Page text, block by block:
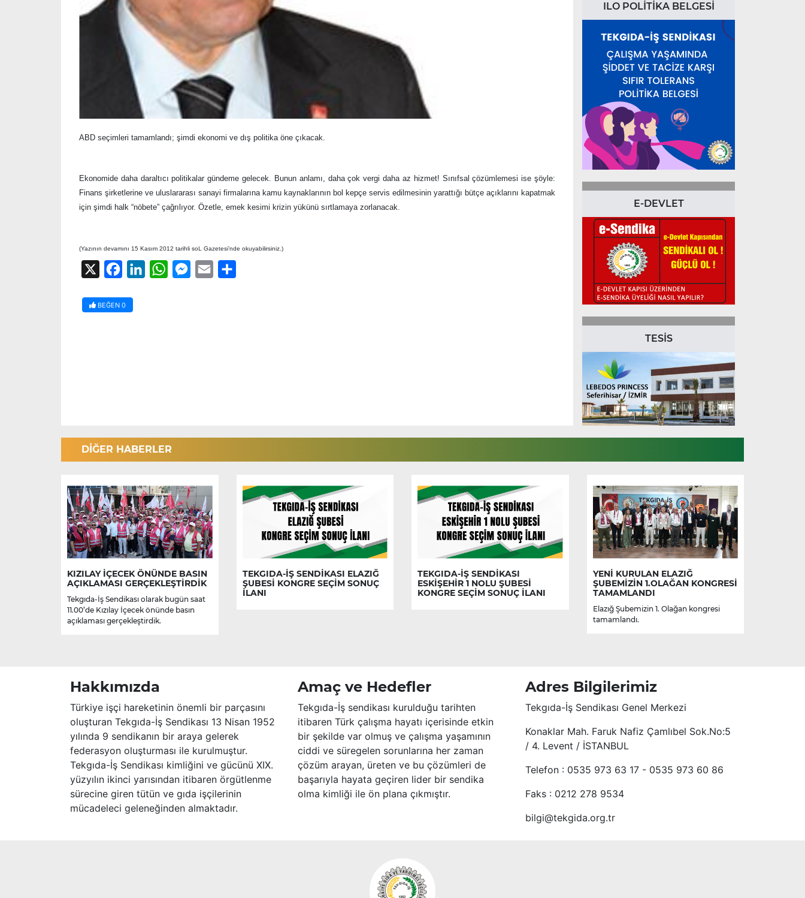
ABD seçimleri tamamlandı; şimdi ekonomi ve dış politika öne çıkacak.
Ekonomide daha daraltıcı politikalar gündeme gelecek. Bunun anlamı, daha çok vergi daha az hizmet! Sınıfsal çözümlemesi ise şöyle:
Finans şirketlerine ve uluslararası sanayi firmalarına kamu kaynaklarının bol kepçe servis edilmesinin yarattığı bütçe açıklarını kapatmak
için şimdi halk “nöbete” çağrılıyor. Özetle, emek kesimi krizin yükünü sırtlamaya zorlanacak.
(Yazının devamını 15 Kasım 2012 tarihli soL Gazetesi’nde okuyabilirsiniz.)
FacebookLinkedInWhatsAppMessenger
Email
BEĞEN 0
ILO POLİTİKA BELGESİ
E-DEVLET
TESİS
DİĞER HABERLER
KIZILAY İÇECEK ÖNÜNDE BASIN
AÇIKLAMASI GERÇEKLEŞTİRDİK
Tekgıda-İş Sendikası olarak bugün saat
11.00’de Kızılay İçecek önünde basın
açıklaması gerçekleştirdik.
TEKGIDA-İŞ SENDİKASI ELAZIĞ
ŞUBESİ KONGRE SEÇİM SONUÇ
İLANI
TEKGIDA-İŞ SENDİKASI
ESKİŞEHİR 1 NOLU ŞUBESİ
KONGRE SEÇİM SONUÇ İLANI
YENİ KURULAN ELAZIĞ
ŞUBEMİZİN 1.OLAĞAN KONGRESİ
TAMAMLANDI
Elazığ Şubemizin 1. Olağan kongresi
tamamlandı.
Hakkımızda
Türkiye işçi hareketinin önemli bir parçasını
oluşturan Tekgıda-İş Sendikası 13 Nisan 1952
yılında 9 sendikanın bir araya gelerek
federasyon oluşturması ile kurulmuştur.
Tekgıda-İş Sendikası kimliğini ve gücünü XIX.
yüzyılın ikinci yarısından itibaren örgütlenme
sürecine giren tütün ve gıda işçilerinin
mücadeleci geleneğinden almaktadır.
Amaç ve Hedefler
Tekgıda-İş sendikası kurulduğu tarihten
itibaren Türk çalışma hayatı içerisinde etkin
bir şekilde var olmuş ve çalışma yaşamının
ciddi ve süregelen sorunlarına her zaman
çözüm arayan, üreten ve bu çözümleri de
başarıyla hayata geçiren lider bir sendika
olma kimliği ile ön plana çıkmıştır.
Adres Bilgilerimiz
Tekgıda-İş Sendikası Genel Merkezi
Konaklar Mah. Faruk Nafiz Çamlıbel Sok.No:5
/ 4. Levent / İSTANBUL
Telefon : 0535 973 63 17 - 0535 973 60 86
Faks : 0212 278 9534
bilgi@tekgida.org.tr